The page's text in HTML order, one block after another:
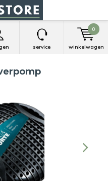
service winkelwagen
0